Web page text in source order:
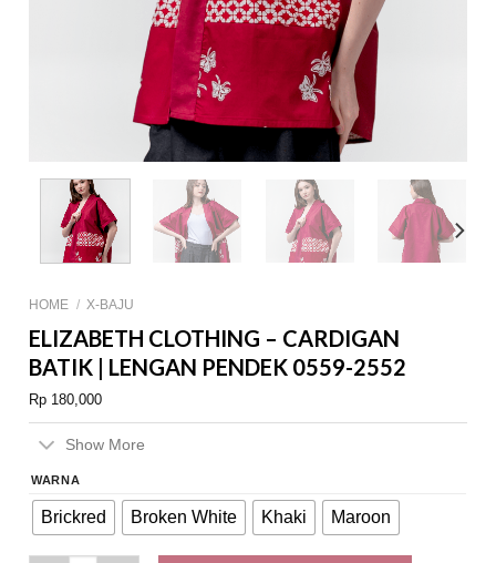
HOME / X-BAJU
ELIZABETH CLOTHING – CARDIGAN
BATIK | LENGAN PENDEK 0559-2552
Rp 180,000
Show More
WARNA
Brickred Broken White Khaki Maroon